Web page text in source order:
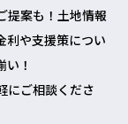
提案も！土地情報
利や支援策につい
！
にご相談くださ